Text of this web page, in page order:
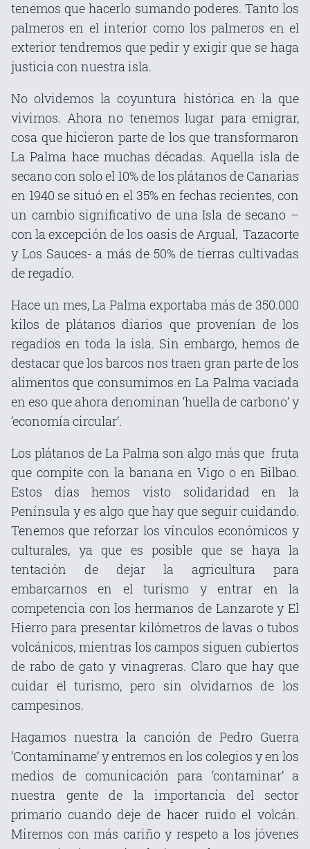
tenemos que hacerlo sumando poderes. Tanto los
palmeros en el interior como los palmeros en el
exterior tendremos que pedir y exigir que se haga
justicia con nuestra isla.
No olvidemos la coyuntura histórica en la que
vivimos. Ahora no tenemos lugar para emigrar,
cosa que hicieron parte de los que transformaron
La Palma hace muchas décadas. Aquella isla de
secano con solo el 10% de los plátanos de Canarias
en 1940 se situó en el 35% en fechas recientes, con
un cambio significativo de una Isla de secano –
con la excepción de los oasis de Argual, Tazacorte
y Los Sauces- a más de 50% de tierras cultivadas
de regadío.
Hace un mes, La Palma exportaba más de 350.000
kilos de plátanos diarios que provenían de los
regadíos en toda la isla. Sin embargo, hemos de
destacar que los barcos nos traen gran parte de los
alimentos que consumimos en La Palma vaciada
en eso que ahora denominan ‘huella de carbono’ y
‘economía circular’.
Los plátanos de La Palma son algo más que fruta
que compite con la banana en Vigo o en Bilbao.
Estos días hemos visto solidaridad en la
Península y es algo que hay que seguir cuidando.
Tenemos que reforzar los vínculos económicos y
culturales, ya que es posible que se haya la
tentación de dejar la agricultura para
embarcarnos en el turismo y entrar en la
competencia con los hermanos de Lanzarote y El
Hierro para presentar kilómetros de lavas o tubos
volcánicos, mientras los campos siguen cubiertos
de rabo de gato y vinagreras. Claro que hay que
cuidar el turismo, pero sin olvidarnos de los
campesinos.
Hagamos nuestra la canción de Pedro Guerra
‘Contamíname’ y entremos en los colegios y en los
medios de comunicación para ‘contaminar’ a
nuestra gente de la importancia del sector
primario cuando deje de hacer ruido el volcán.
Miremos con más cariño y respeto a los jóvenes